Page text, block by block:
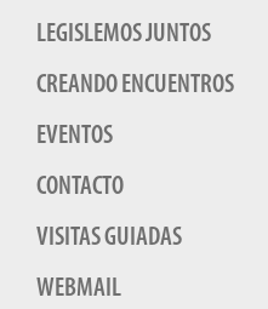
LEGISLEMOS JUNTOS
CREANDO ENCUENTROS
EVENTOS
CONTACTO
VISITAS GUIADAS
WEBMAIL